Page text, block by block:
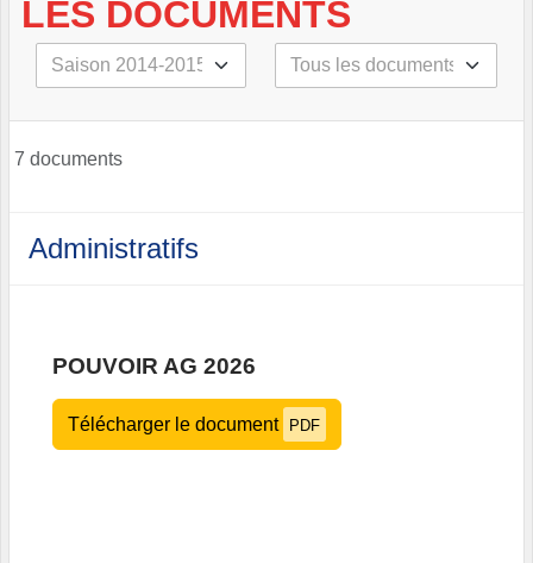
LES DOCUMENTS
7 documents
Administratifs
POUVOIR AG 2026
Télécharger le document PDF